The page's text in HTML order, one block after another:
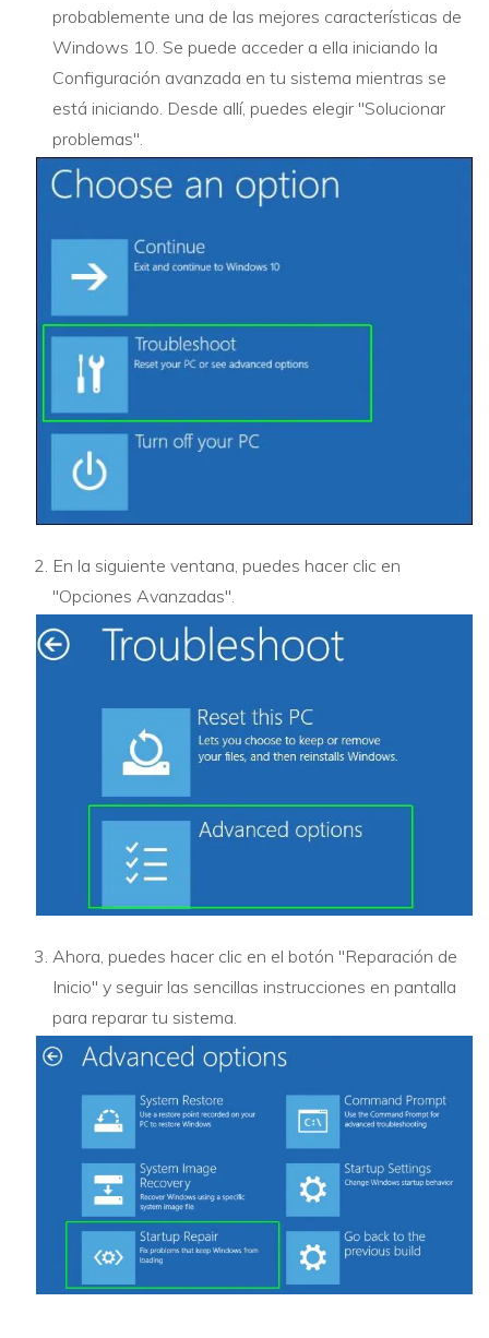
probablemente una de las mejores características de
Windows 10. Se puede acceder a ella iniciando la
Configuración avanzada en tu sistema mientras se
está iniciando. Desde allí, puedes elegir "Solucionar
problemas".
En la siguiente ventana, puedes hacer clic en
"Opciones Avanzadas".
Ahora, puedes hacer clic en el botón "Reparación de
Inicio" y seguir las sencillas instrucciones en pantalla
para reparar tu sistema.